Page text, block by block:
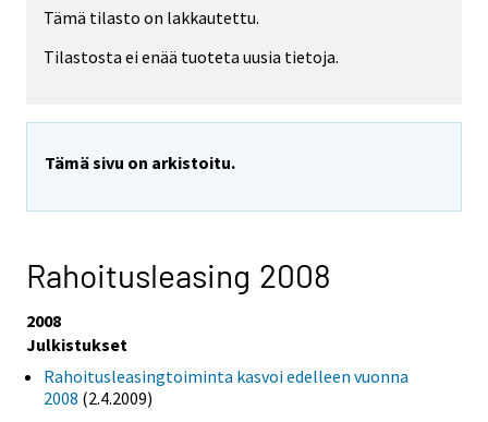
Tämä tilasto on lakkautettu.
Tilastosta ei enää tuoteta uusia tietoja.
Tämä sivu on arkistoitu.
Rahoitusleasing 2008
2008
Julkistukset
Rahoitusleasingtoiminta kasvoi edelleen vuonna
2008 (2.4.2009)